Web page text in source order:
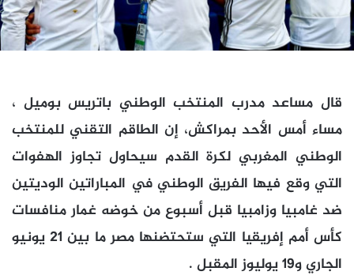
قال مساعد مدرب المنتخب الوطني باتريس بوميل ،
مساء أمس الأحد بمراكش، إن الطاقم التقني للمنتخب
الوطني المغربي لكرة القدم سيحاول تجاوز الهفوات
التي وقع فيها الفريق الوطني في المباراتين الوديتين
ضد غامبيا وزامبيا قبل أسبوع من خوضه غمار منافسات
كأس أمم إفريقيا التي ستحتضنها مصر ما بين 21 يونيو
الجاري و19 يوليوز المقبل .